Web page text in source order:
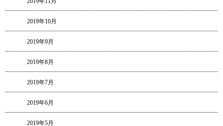
2019年10月
2019年9月
2019年8月
2019年7月
2019年6月
2019年5月